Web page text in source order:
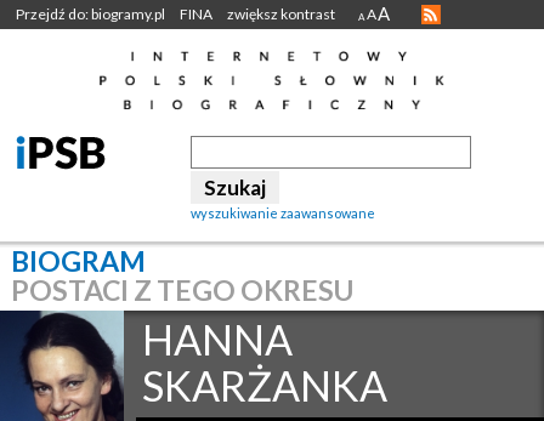
Przejdź do: biogramy.pl FINA zwiększ kontrast A AA
wyszukiwanie zaawansowane
BIOGRAM
POSTACI Z TEGO OKRESU
HANNA
SKARŻANKA